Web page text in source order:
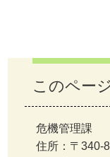
このペー
危機管理課
住所：〒340-